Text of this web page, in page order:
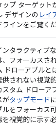
ップ ターゲット
デザインの レイ
ラインをご覧く
ンタラクティブ
、フォーカスさ
ドローアブルと
供されない視覚
スタム ドローア
がタップモード
ルをフォーカス
を視覚的に示す